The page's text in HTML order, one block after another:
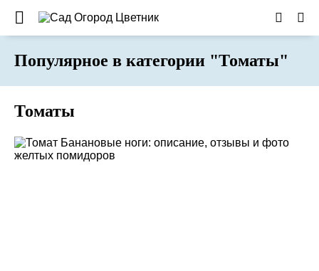
Популярное в категории "Томаты"
Томаты